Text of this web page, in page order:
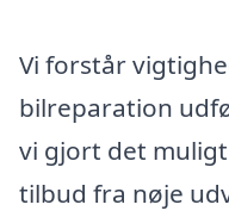
Vi forstår
bilreparation
vi gjort det
tilbud fra nøje